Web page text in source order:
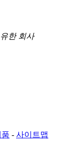
한 회사
- 사이트맵